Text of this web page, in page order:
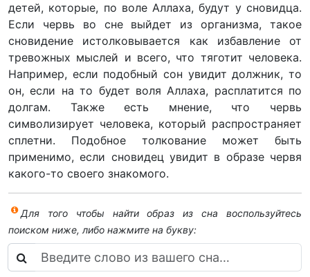
детей, которые, по воле Аллаха, будут у сновидца.
Если червь во сне выйдет из организма, такое
сновидение истолковывается как избавление от
тревожных мыслей и всего, что тяготит человека.
Например, если подобный сон увидит должник, то
он, если на то будет воля Аллаха, расплатится по
долгам. Также есть мнение, что червь
символизирует человека, который распространяет
сплетни. Подобное толкование может быть
применимо, если сновидец увидит в образе червя
какого-то своего знакомого.
Для того чтобы найти образ из сна воспользуйтесь
поиском ниже, либо нажмите на букву: